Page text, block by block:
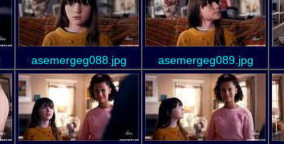
asemergeg088.jpg asemergeg089.jpg